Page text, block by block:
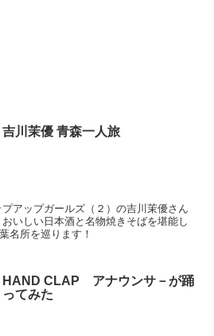
吉川茉優 青森一人旅
アップガールズ（２）の吉川茉優さん
いしい日本酒と名物焼きそばを堪能し
名所を巡ります！
HAND CLAP アナウンサ－が踊
ってみた